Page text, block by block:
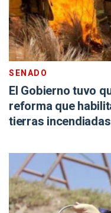
SENADO
El Gobierno tuvo
reforma que
tierras incendiadas